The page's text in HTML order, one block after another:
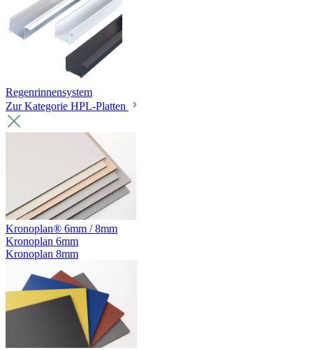
Regenrinnensystem
Zur Kategorie HPL-Platten
Kronoplan® 6mm / 8mm
Kronoplan 6mm
Kronoplan 8mm